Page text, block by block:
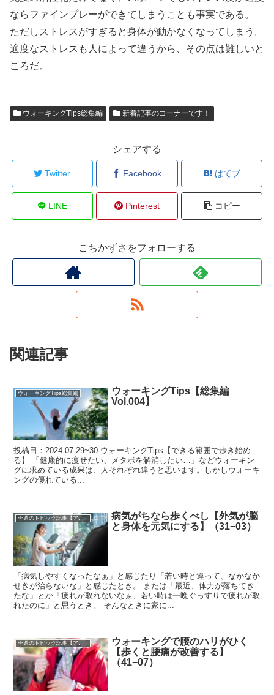
ならファインプレーができてしまうことも事実である。
ただしストレスがすぎると身体が動かなくなってしまう。
適度なストレスも人によって違うから、その点は難しいと
ころだ。
ウォーキングTips総集編 新着記事のコーナーです！
シェアする
Twitter Facebook はてブ
LINE Pinterest コピー
こちかずさをフォローする
関連記事
ウォーキングTips総集編
ウォーキングTips【総集編
Vol.004】
投稿日：2024.07.29~30 ウォーキングTips【できる範囲で歩き始め
る】 「健康的に痩せたい、メタボを解消したい…」などウォーキン
グに求めている成果は、人それぞれ違うと思います。しかしウォーキ
ングの優れている...
今週のトピック記事【アーカイブ】
病気がちなら歩くべし【外気が脳
と身体を元気にする】（31−03）
「病気しやすくなったなぁ」と感じたり「若い時と違って、なかなか
せきが治らないな」と感じたとき。 または「最近、体力が落ちてき
たな」とか「疲れが取れないなぁ、若い時は一晩ぐっすりで疲れが取
れたのに」と思うとき。 そんなときに家に...
今週のトピック記事【アーカイブ】
ウォーキングで腰のハリがひく
【歩くと腰痛が改善する】
（41−07）